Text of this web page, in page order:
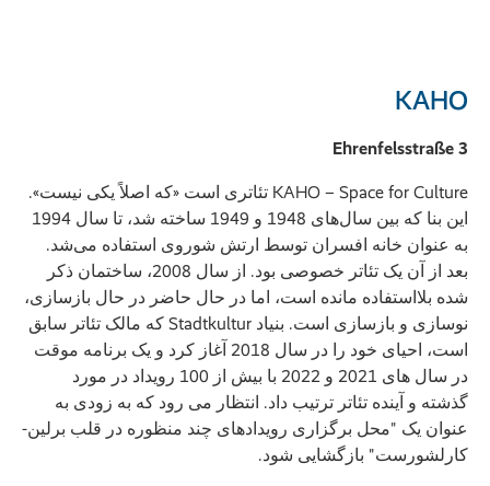
KAHO
Ehrenfelsstraße 3
KAHO – Space for Culture تئاتری است «که اصلاً یکی نیست».
این بنا که بین سال‌های 1948 و 1949 ساخته شد، تا سال 1994
به عنوان خانه افسران توسط ارتش شوروی استفاده می‌شد.
بعد از آن یک تئاتر خصوصی بود. از سال 2008، ساختمان ذکر
شده بلااستفاده مانده است، اما در حال حاضر در حال بازسازی،
نوسازی و بازسازی است. بنیاد Stadtkultur که مالک تئاتر سابق
است، احیای خود را در سال 2018 آغاز کرد و یک برنامه موقت
در سال های 2021 و 2022 با بیش از 100 رویداد در مورد
گذشته و آینده تئاتر ترتیب داد. انتظار می رود که به زودی به
عنوان یک "محل برگزاری رویدادهای چند منظوره در قلب برلین-
کارلشورست" بازگشایی شود.